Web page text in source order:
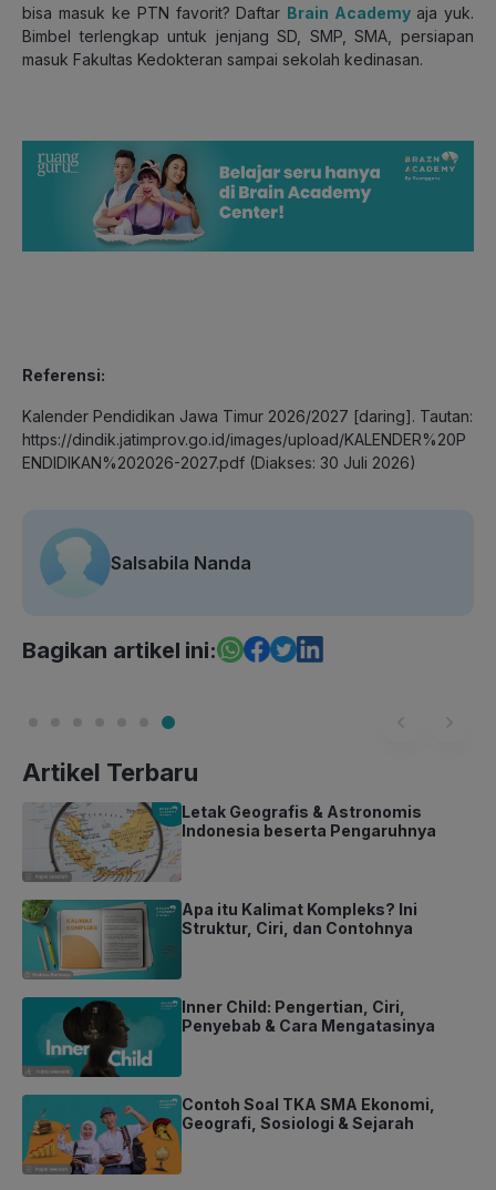
bisa masuk ke PTN favorit? Daftar Brain Academy aja yuk.
Bimbel terlengkap untuk jenjang SD, SMP, SMA, persiapan
masuk Fakultas Kedokteran sampai sekolah kedinasan.
Referensi:
Kalender Pendidikan Jawa Timur 2026/2027 [daring]. Tautan:
https://dindik.jatimprov.go.id/images/upload/KALENDER%20P
ENDIDIKAN%202026-2027.pdf (Diakses: 30 Juli 2026)
Salsabila Nanda
Bagikan artikel ini:
Artikel Terbaru
Letak Geografis & Astronomis
Indonesia beserta Pengaruhnya
Apa itu Kalimat Kompleks? Ini
Struktur, Ciri, dan Contohnya
Inner Child: Pengertian, Ciri,
Penyebab & Cara Mengatasinya
Contoh Soal TKA SMA Ekonomi,
Geografi, Sosiologi & Sejarah